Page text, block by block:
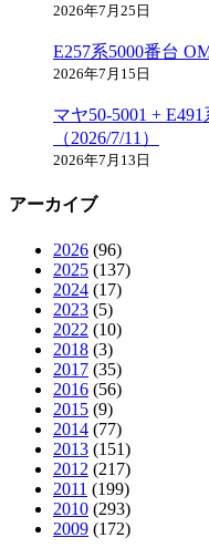
2026年7月25日
E257系5000番台
2026年7月15日
マヤ50-5001 +
（2026/7/11）
2026年7月13日
アーカイブ
2026 (96)
2025 (137)
2024 (17)
2023 (5)
2022 (10)
2018 (3)
2017 (35)
2016 (56)
2015 (9)
2014 (77)
2013 (151)
2012 (217)
2011 (199)
2010 (293)
2009 (172)